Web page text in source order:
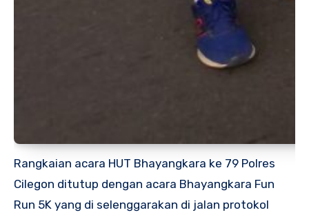
Rangkaian acara HUT Bhayangkara ke 79 Polres
Cilegon ditutup dengan acara Bhayangkara Fun
Run 5K yang di selenggarakan di jalan protokol